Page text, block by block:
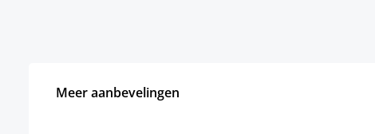
Meer aanbevelingen